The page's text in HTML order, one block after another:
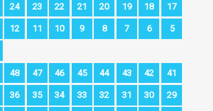
24 23 22 21 20 19 18 17
12 11 10 9 8 7 6 5
48 47 46 45 44 43 42 41
36 35 34 33 32 31 30 29